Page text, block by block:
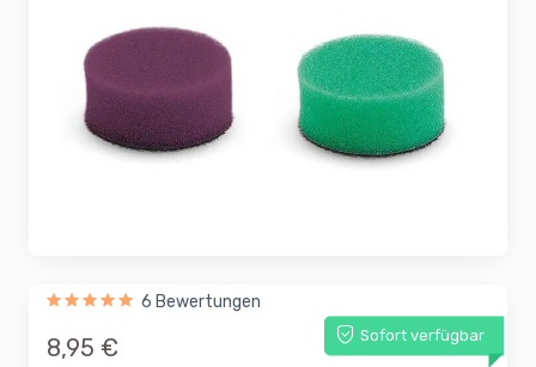
6 Bewertungen
Sofort verfügbar
8,95 €